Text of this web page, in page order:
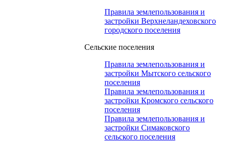
Правила землепользования и
застройки Верхнеландеховского
городского поселения
Сельские поселения
Правила землепользования и
застройки Мытского сельского
поселения
Правила землепользования и
застройки Кромского сельского
поселения
Правила землепользования и
застройки Симаковского
сельского поселения